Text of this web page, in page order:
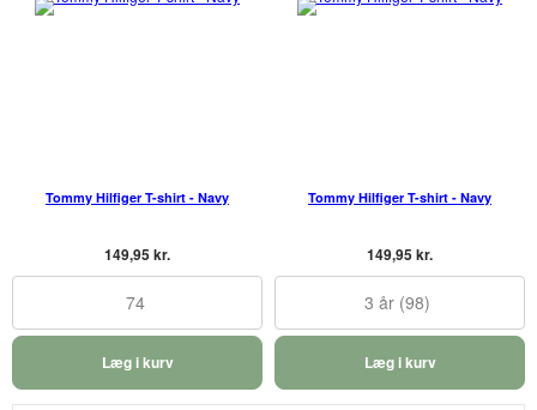
Tommy Hilfiger T-shirt - Navy
149,95 kr.
74
Læg i kurv
Tommy Hilfiger T-shirt - Navy
149,95 kr.
3 år (98)
Læg i kurv